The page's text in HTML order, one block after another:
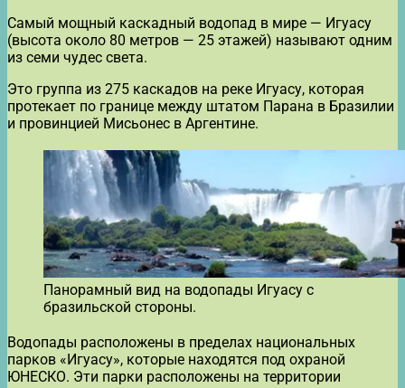
Самый мощный каскадный водопад в мире — Игуасу
(высота около 80 метров — 25 этажей) называют одним
из семи чудес света.
Это группа из 275 каскадов на реке Игуасу, которая
протекает по границе между штатом Парана в Бразилии
и провинцией Мисьонес в Аргентине.
Панорамный вид на водопады Игуасу с
бразильской стороны.
Водопады расположены в пределах национальных
парков «Игуасу», которые находятся под охраной
ЮНЕСКО. Эти парки расположены на территории